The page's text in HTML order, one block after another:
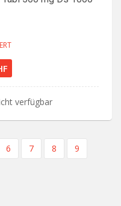
verfügbar
6 7 8 9